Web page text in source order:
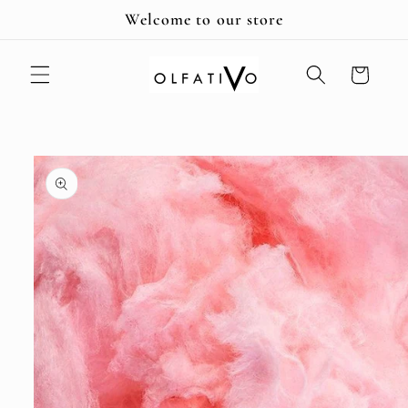
Welcome to our store
Carrito
directamente
a la
información
del producto